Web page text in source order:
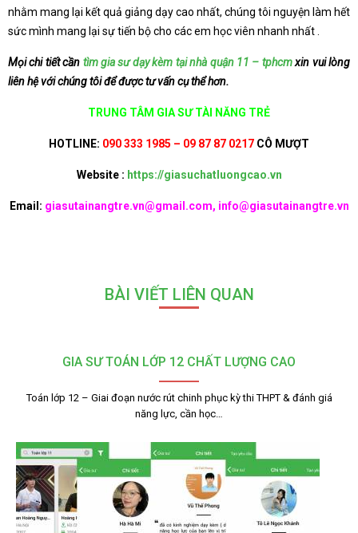
nhằm mang lại kết quả giảng dạy cao nhất, chúng tôi nguyện làm hết
sức mình mang lại sự tiến bộ cho các em học viên nhanh nhất .
Mọi chi tiết cần tìm gia sư dạy kèm tại nhà quận 11 – tphcmxin vui lòng
liên hệ với chúng tôi để được tư vấn cụ thể hơn.
TRUNG TÂM GIA SƯ TÀI NĂNG TRẺ
HOTLINE: 090 333 1985 – 09 87 87 0217 CÔ MƯỢT
Website : https://giasuchatluongcao.vn
Email: giasutainangtre.vn@gmail.com, info@giasutainangtre.vn
BÀI VIẾT LIÊN QUAN
GIA SƯ TOÁN LỚP 12 CHẤT LƯỢNG CAO
Toán lớp 12 – Giai đoạn nước rút chinh phục kỳ thi THPT & đánh giá
năng lực, cần học…